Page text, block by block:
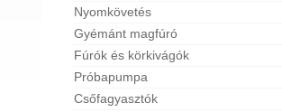
Nyomkövetés
Gyémánt magfúró
Fúrók és körkivágók
Próbapumpa
Csőfagyasztók